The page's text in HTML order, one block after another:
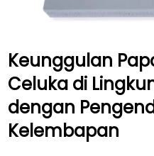
Keunggulan
Celuka di
dengan
Kelembapan